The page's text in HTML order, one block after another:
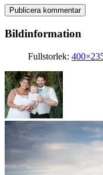
Bildinformation
Fullstorlek: